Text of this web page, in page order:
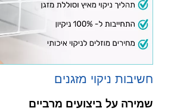
חשיבות ניקוי מזגנים
שמירה על ביצועים מרביים